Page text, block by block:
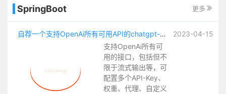
SpringBoot 更多
自荐一个支持OpenAi所有可用API的chatgpt-spring-boot-starter
支持OpenAi所有可
用的接口，包括但不
限于流式输出等，可
配置多个API-Key、
权重、代理、自定义
2023-04-15